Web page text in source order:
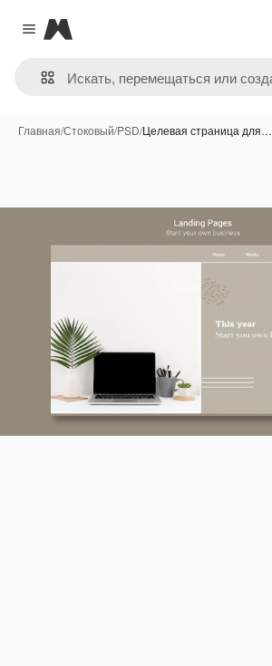
Close menu
Magnific
Главная/Стоковый/PSD/Целевая страница для…